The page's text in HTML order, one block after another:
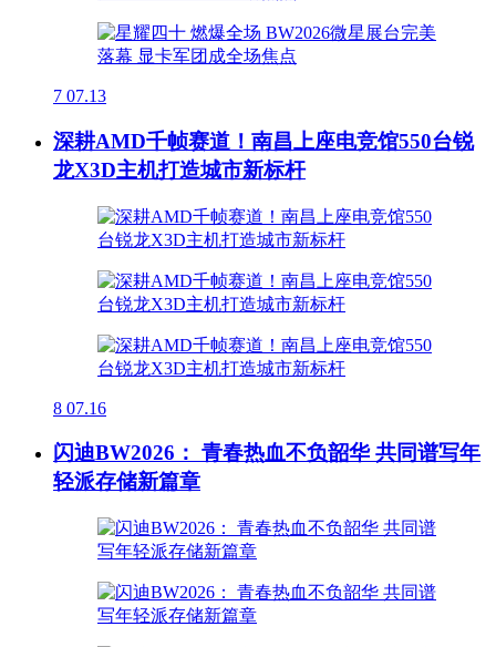
7 07.13
深耕AMD千帧赛道！南昌上座电竞馆550台锐
龙X3D主机打造城市新标杆
8 07.16
闪迪BW2026： 青春热血不负韶华 共同谱写年
轻派存储新篇章